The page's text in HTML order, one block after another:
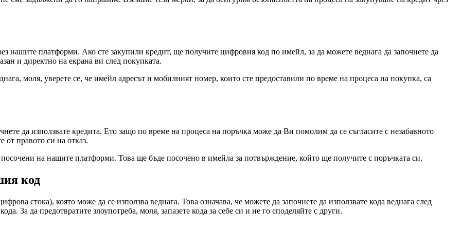
нашите платформи. Ако сте закупили кредит, ще получите цифровия код по имейл, за да можете веднага да започнете да
и директно на екрана ви след покупката.
моля, уверете се, че имейл адресът и мобилният номер, които сте предоставили по време на процеса на покупка, са
да използвате кредита. Ето защо по време на процеса на поръчка може да Ви помолим да се съгласите с незабавното
от правото си на отказ.
на нашите платформи. Това ще бъде посочено в имейла за потвърждение, който ще получите с поръчката си.
код
стока), която може да се използва веднага. Това означава, че можете да започнете да използвате кода веднага след
За да предотвратите злоупотреба, моля, запазете кода за себе си и не го споделяйте с други.